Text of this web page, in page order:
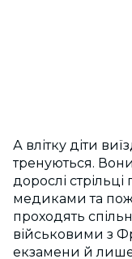
А влітку діти
тренуються.
дорослі
медиками та
проходять
військовими з
екзамени й лише